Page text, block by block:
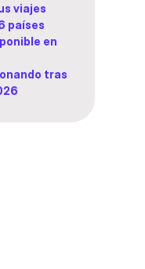
viajes
países
en
tras